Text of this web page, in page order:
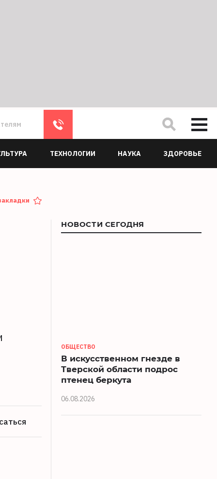
ТЕХНОЛОГИИ НАУКА ЗДОРОВЬЕ
НОВОСТИ СЕГОДНЯ
ОБЩЕСТВО
В искусственном гнезде в
Тверской области подрос
птенец беркута
06.08.2026